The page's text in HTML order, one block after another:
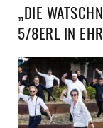
„DIE
5/8ERL IN